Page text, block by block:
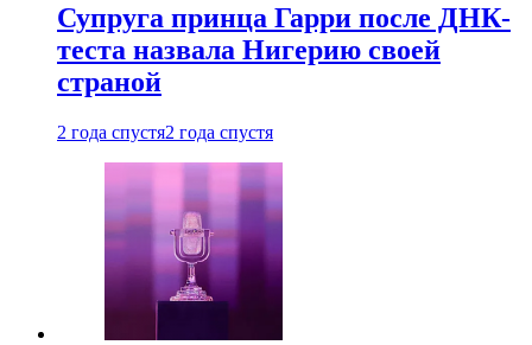
Супруга принца Гарри после ДНК-
теста назвала Нигерию своей
страной
2 года спустя2 года спустя